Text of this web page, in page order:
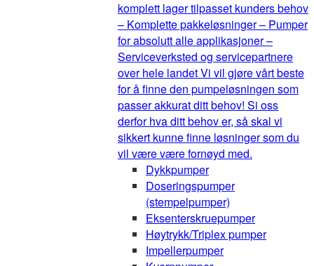
komplett lager tilpasset kunders behov
– Komplette pakkeløsninger – Pumper
for absolutt alle applikasjoner –
Serviceverksted og servicepartnere
over hele landet Vi vil gjøre vårt beste
for å finne den pumpeløsningen som
passer akkurat ditt behov! Si oss
derfor hva ditt behov er, så skal vi
sikkert kunne finne løsninger som du
vil være være fornøyd med.
Dykkpumper
Doseringspumper
(stempelpumper)
Eksenterskruepumper
Høytrykk/Triplex pumper
Impellerpumper